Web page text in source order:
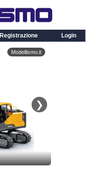
Registrazione Login